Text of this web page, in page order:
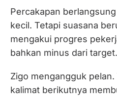
Percakapan
kecil. Tetapi suasana
mengakui progres
bahkan minus dari target.
Zigo mengangguk
kalimat berikutnya